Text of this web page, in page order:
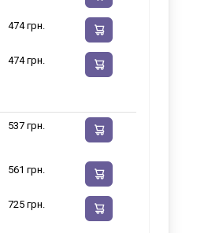
474 грн.
474 грн.
537 грн.
561 грн.
725 грн.